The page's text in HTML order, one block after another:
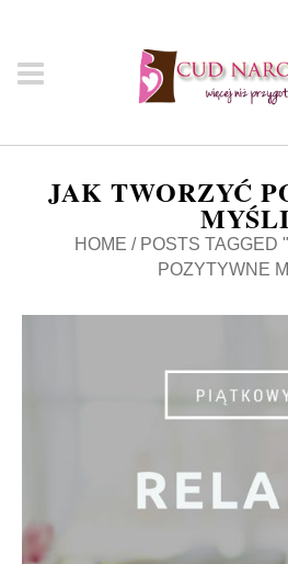
JAK TWORZYĆ
MYŚLI
HOME / POSTS TAGGED
POZYTYWNE